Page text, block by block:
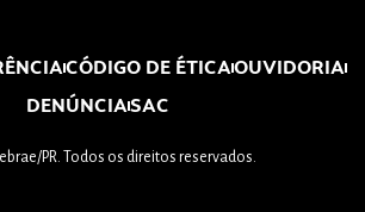
CÓDIGO DE ÉTICAOUVIDORIA
DENÚNCIASAC
PR. Todos os direitos reservados.